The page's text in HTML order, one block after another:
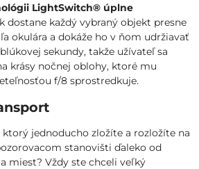
LightSwitch® úplne
dostane každý vybraný objekt presne
okulára a dokáže ho v ňom udržiavať
sekundy, takže užívateľ sa
krásy nočnej oblohy, ktoré mu
f/8 sprostredkuje.
jednoducho zložíte a rozložíte na
stanovišti ďaleko od
miest? Vždy ste chceli veľký